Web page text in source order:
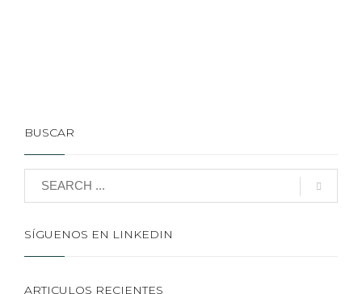
BUSCAR
SÍGUENOS EN LINKEDIN
ARTICULOS RECIENTES